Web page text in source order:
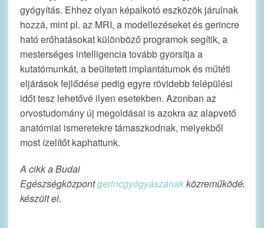
gyógyítás. Ehhez olyan képalkotó eszközök járulnak
hozzá, mint pl. az MRI, a modellezéseket és gerincre
ható erőhatásokat különböző programok segítik, a
mesterséges intelligencia tovább gyorsítja a
kutatómunkát, a beültetett implantátumok és műtéti
eljárások fejlődése pedig egyre rövidebb felépülési
időt tesz lehetővé ilyen esetekben. Azonban az
orvostudomány új megoldásai is azokra az alapvető
anatómiai ismeretekre támaszkodnak, melyekből
most ízelítőt kaphattunk.
A cikk a Budai
Egészségközpontgerincgyógyászának
készült el.